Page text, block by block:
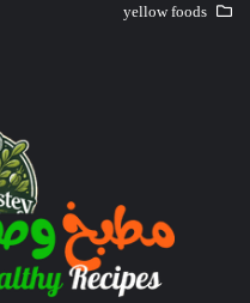
yellow foods